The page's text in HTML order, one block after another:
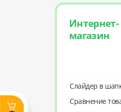
Интернет-
магазин
Слайдер в
Cравнение